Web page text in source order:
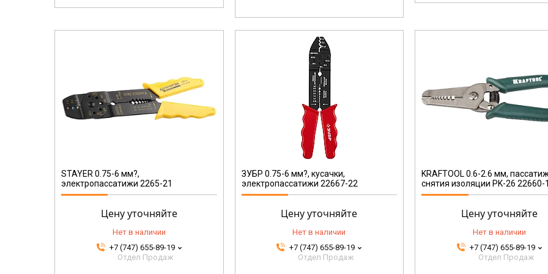
STAYER 0.75-6 мм?,
электропассатижи 2265-21
Цену уточняйте
Нет в наличии
+7 (747) 655-89-19
Отдел Продаж
ЗУБР 0.75-6 мм?, кусачки,
электропассатижи 22667-22
Цену уточняйте
Нет в наличии
+7 (747) 655-89-19
Отдел Продаж
22660-15
KRAFTOOL 0.6-2.6 мм,
снятия изоляции PK-26 22660-
Цену уточняйте
Нет в наличии
+7 (747) 655-89-19
Отдел Продаж